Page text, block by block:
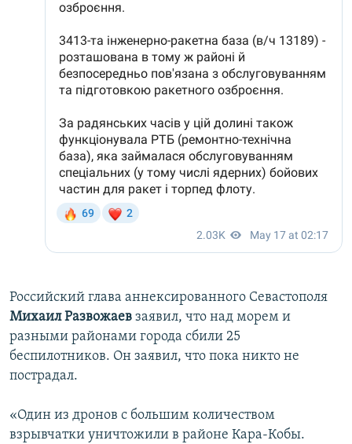
Российский глава аннексированного Севастополя
Михаил Развожаев заявил, что над морем и
разными районами города сбили 25
беспилотников. Он заявил, что пока никто не
пострадал.
«Один из дронов с большим количеством
взрывчатки уничтожили в районе Кара-Кобы.